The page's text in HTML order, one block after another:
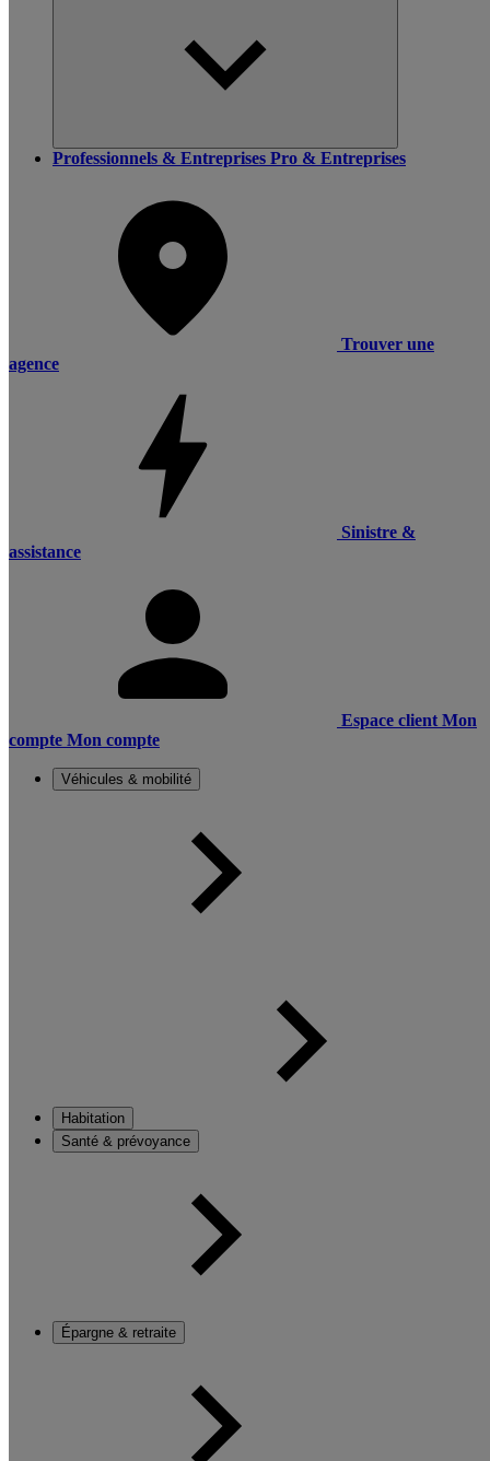
Professionnels & Entreprises Pro & Entreprises
Trouver une
agence
Sinistre &
assistance
Espace client Mon
compte Mon compte
Véhicules & mobilité
Habitation
Santé & prévoyance
Épargne & retraite